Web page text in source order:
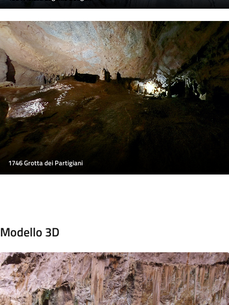
1746 Grotta dei Partigiani
Modello 3D